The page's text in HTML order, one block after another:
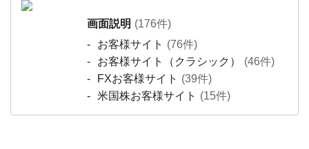
画面説明 (176件)
お客様サイト (76件)
お客様サイト（クラシック）
(46件)
FXお客様サイト (39件)
米国株お客様サイト (15件)